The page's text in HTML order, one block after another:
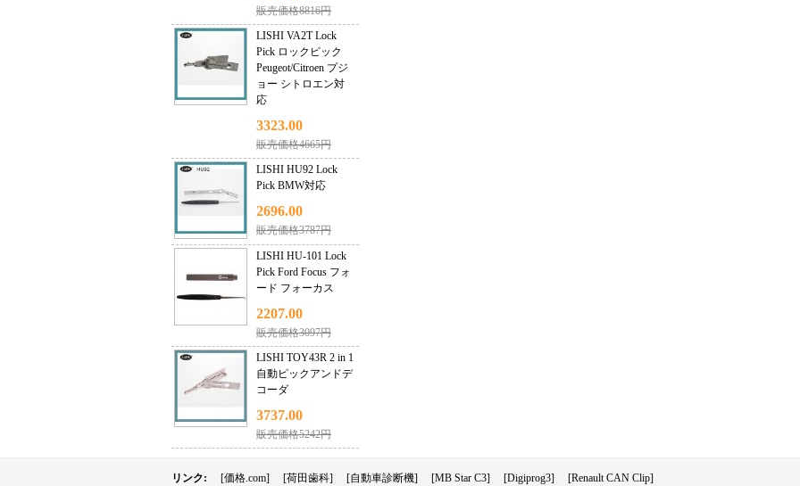
販売価格8816円
LISHI VA2T Lock
Pick ロックピック
Peugeot/Citroen プジ
ョー シトロエン対
応
3323.00
販売価格4665円
LISHI HU92 Lock
Pick BMW対応
2696.00
販売価格3787円
LISHI HU-101 Lock
Pick Ford Focus フォ
ード フォーカス
2207.00
販売価格3097円
LISHI TOY43R 2 in 1
自動ピックアンドデ
コーダ
3737.00
販売価格5242円
リンク: [価格.com] [荷田歯科] [自動車診断機] [MB Star C3] [Digiprog3] [Renault CAN Clip]